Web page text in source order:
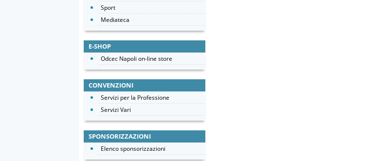
Sport
Mediateca
E-SHOP
Odcec Napoli on-line store
CONVENZIONI
Servizi per la Professione
Servizi Vari
SPONSORIZZAZIONI
Elenco sponsorizzazioni